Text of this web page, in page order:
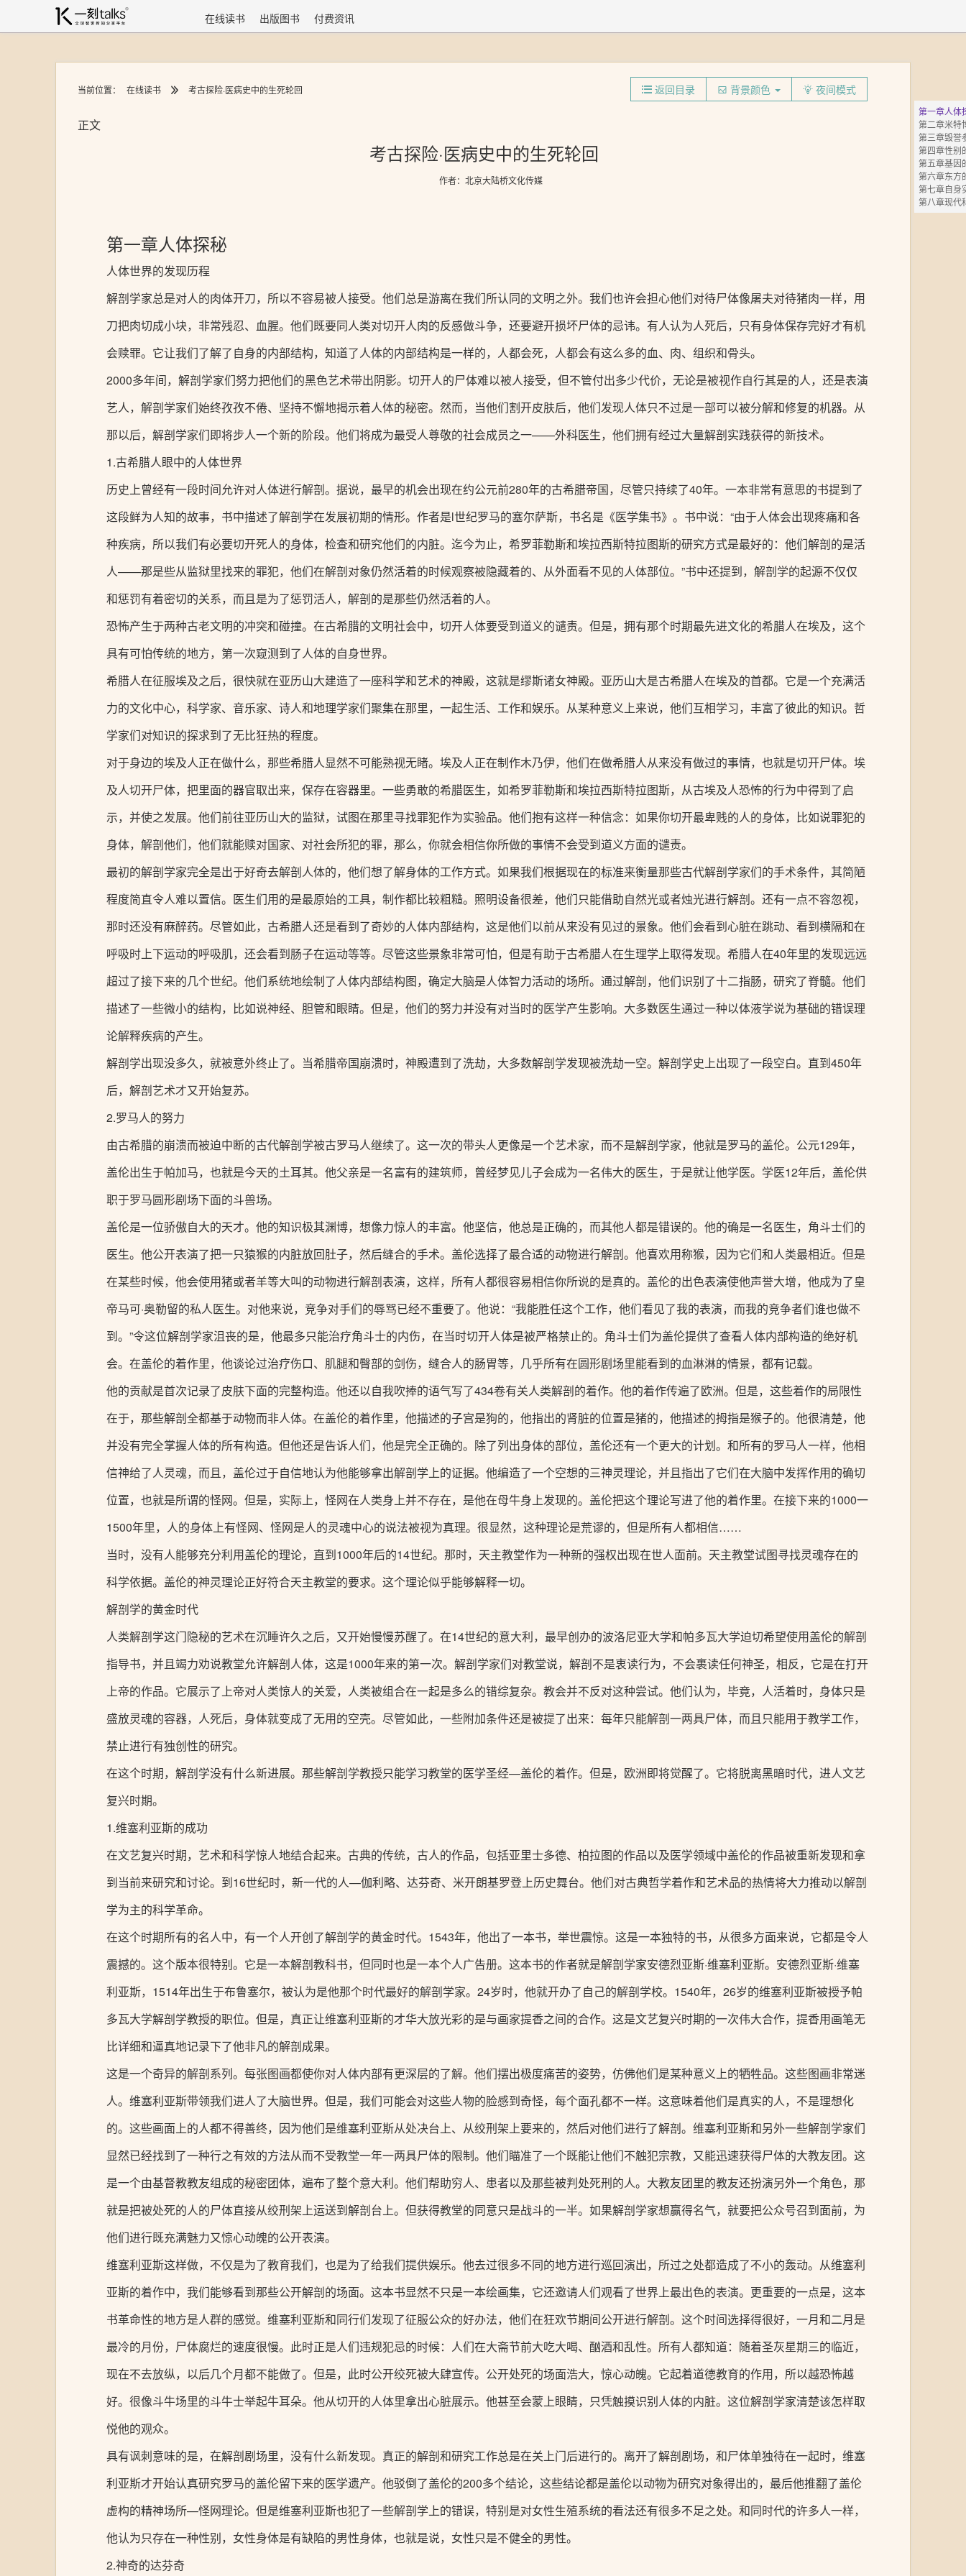
在线读书 出版图书 付费资讯
当前位置： 在线读书 考古探险·医病史中的生死轮回 返回目录 背景颜色 夜间模式
正文
考古探险·医病史中的生死轮回
作者：北京大陆桥文化传媒
第一章人体
第七章自身
第八章现代
第一章人体探秘
人体世界的发现历程
解剖学家总是对人的肉体开刀，所以不容易被人接受。他们总是游离在我们所认同的文明之外。我们也许会担心他们对待尸体像屠夫对待猪肉一样，用
刀把肉切成小块，非常残忍、血腥。他们既要同人类对切开人肉的反感做斗争，还要避开损坏尸体的忌讳。有人认为人死后，只有身体保存完好才有机
会赎罪。它让我们了解了自身的内部结构，知道了人体的内部结构是一样的，人都会死，人都会有这么多的血、肉、组织和骨头。
2000多年间，解剖学家们努力把他们的黑色艺术带出阴影。切开人的尸体难以被人接受，但不管付出多少代价，无论是被视作自行其是的人，还是表演
艺人，解剖学家们始终孜孜不倦、坚持不懈地揭示着人体的秘密。然而，当他们割开皮肤后，他们发现人体只不过是一部可以被分解和修复的机器。从
那以后，解剖学家们即将步人一个新的阶段。他们将成为最受人尊敬的社会成员之一——外科医生，他们拥有经过大量解剖实践获得的新技术。
1.古希腊人眼中的人体世界
历史上曾经有一段时间允许对人体进行解剖。据说，最早的机会出现在约公元前280年的古希腊帝国，尽管只持续了40年。一本非常有意思的书提到了
这段鲜为人知的故事，书中描述了解剖学在发展初期的情形。作者是l世纪罗马的塞尔萨斯，书名是《医学集书》。书中说：“由于人体会出现疼痛和各
种疾病，所以我们有必要切开死人的身体，检查和研究他们的内脏。迄今为止，希罗菲勒斯和埃拉西斯特拉图斯的研究方式是最好的：他们解剖的是活
人——那是些从监狱里找来的罪犯，他们在解剖对象仍然活着的时候观察被隐藏着的、从外面看不见的人体部位。”书中还提到，解剖学的起源不仅仅
和惩罚有着密切的关系，而且是为了惩罚活人，解剖的是那些仍然活着的人。
恐怖产生于两种古老文明的冲突和碰撞。在古希腊的文明社会中，切开人体要受到道义的谴责。但是，拥有那个时期最先进文化的希腊人在埃及，这个
具有可怕传统的地方，第一次窥测到了人体的自身世界。
希腊人在征服埃及之后，很快就在亚历山大建造了一座科学和艺术的神殿，这就是缪斯诸女神殿。亚历山大是古希腊人在埃及的首都。它是一个充满活
力的文化中心，科学家、音乐家、诗人和地理学家们聚集在那里，一起生活、工作和娱乐。从某种意义上来说，他们互相学习，丰富了彼此的知识。哲
学家们对知识的探求到了无比狂热的程度。
对于身边的埃及人正在做什么，那些希腊人显然不可能熟视无睹。埃及人正在制作木乃伊，他们在做希腊人从来没有做过的事情，也就是切开尸体。埃
及人切开尸体，把里面的器官取出来，保存在容器里。一些勇敢的希腊医生，如希罗菲勒斯和埃拉西斯特拉图斯，从古埃及人恐怖的行为中得到了启
示，并使之发展。他们前往亚历山大的监狱，试图在那里寻找罪犯作为实验品。他们抱有这样一种信念：如果你切开最卑贱的人的身体，比如说罪犯的
身体，解剖他们，他们就能赎对国家、对社会所犯的罪，那么，你就会相信你所做的事情不会受到道义方面的谴责。
最初的解剖学家完全是出于好奇去解剖人体的，他们想了解身体的工作方式。如果我们根据现在的标准来衡量那些古代解剖学家们的手术条件，其简陋
程度简直令人难以置信。医生们用的是最原始的工具，制作都比较粗糙。照明设备很差，他们只能借助自然光或者烛光进行解剖。还有一点不容忽视，
那时还没有麻醉药。尽管如此，古希腊人还是看到了奇妙的人体内部结构，这是他们以前从来没有见过的景象。他们会看到心脏在跳动、看到横隔和在
呼吸时上下运动的呼吸肌，还会看到肠子在运动等等。尽管这些景象非常可怕，但是有助于古希腊人在生理学上取得发现。希腊人在40年里的发现远远
超过了接下来的几个世纪。他们系统地绘制了人体内部结构图，确定大脑是人体智力活动的场所。通过解剖，他们识别了十二指肠，研究了脊髓。他们
描述了一些微小的结构，比如说神经、胆管和眼睛。但是，他们的努力并没有对当时的医学产生影响。大多数医生通过一种以体液学说为基础的错误理
论解释疾病的产生。
解剖学出现没多久，就被意外终止了。当希腊帝国崩溃时，神殿遭到了洗劫，大多数解剖学发现被洗劫一空。解剖学史上出现了一段空白。直到450年
后，解剖艺术才又开始复苏。
2.罗马人的努力
由古希腊的崩溃而被迫中断的古代解剖学被古罗马人继续了。这一次的带头人更像是一个艺术家，而不是解剖学家，他就是罗马的盖伦。公元129年，
盖伦出生于帕加马，也就是今天的土耳其。他父亲是一名富有的建筑师，曾经梦见儿子会成为一名伟大的医生，于是就让他学医。学医12年后，盖伦供
职于罗马圆形剧场下面的斗兽场。
盖伦是一位骄傲自大的天才。他的知识极其渊博，想像力惊人的丰富。他坚信，他总是正确的，而其他人都是错误的。他的确是一名医生，角斗士们的
医生。他公开表演了把一只猿猴的内脏放回肚子，然后缝合的手术。盖伦选择了最合适的动物进行解剖。他喜欢用称猴，因为它们和人类最相近。但是
在某些时候，他会使用猪或者羊等大叫的动物进行解剖表演，这样，所有人都很容易相信你所说的是真的。盖伦的出色表演使他声誉大增，他成为了皇
帝马可·奥勒留的私人医生。对他来说，竞争对手们的辱骂已经不重要了。他说：“我能胜任这个工作，他们看见了我的表演，而我的竞争者们谁也做不
到。”令这位解剖学家沮丧的是，他最多只能治疗角斗士的内伤，在当时切开人体是被严格禁止的。角斗士们为盖伦提供了查看人体内部构造的绝好机
会。在盖伦的着作里，他谈论过治疗伤口、肌腿和臀部的剑伤，缝合人的肠胃等，几乎所有在圆形剧场里能看到的血淋淋的情景，都有记载。
他的贡献是首次记录了皮肤下面的完整构造。他还以自我吹捧的语气写了434卷有关人类解剖的着作。他的着作传遍了欧洲。但是，这些着作的局限性
在于，那些解剖全都基于动物而非人体。在盖伦的着作里，他描述的子宫是狗的，他指出的肾脏的位置是猪的，他描述的拇指是猴子的。他很清楚，他
并没有完全掌握人体的所有构造。但他还是告诉人们，他是完全正确的。除了列出身体的部位，盖伦还有一个更大的计划。和所有的罗马人一样，他相
信神给了人灵魂，而且，盖伦过于自信地认为他能够拿出解剖学上的证据。他编造了一个空想的三神灵理论，并且指出了它们在大脑中发挥作用的确切
位置，也就是所谓的怪网。但是，实际上，怪网在人类身上并不存在，是他在母牛身上发现的。盖伦把这个理论写进了他的着作里。在接下来的1000一
1500年里，人的身体上有怪网、怪网是人的灵魂中心的说法被视为真理。很显然，这种理论是荒谬的，但是所有人都相信……
当时，没有人能够充分利用盖伦的理论，直到1000年后的14世纪。那时，天主教堂作为一种新的强权出现在世人面前。天主教堂试图寻找灵魂存在的
科学依据。盖伦的神灵理论正好符合天主教堂的要求。这个理论似乎能够解释一切。
解剖学的黄金时代
人类解剖学这门隐秘的艺术在沉睡许久之后，又开始慢慢苏醒了。在14世纪的意大利，最早创办的波洛尼亚大学和帕多瓦大学迫切希望使用盖伦的解剖
指导书，并且竭力劝说教堂允许解剖人体，这是1000年来的第一次。解剖学家们对教堂说，解剖不是衷读行为，不会裹读任何神圣，相反，它是在打开
上帝的作品。它展示了上帝对人类惊人的关爱，人类被组合在一起是多么的错综复杂。教会并不反对这种尝试。他们认为，毕竟，人活着时，身体只是
盛放灵魂的容器，人死后，身体就变成了无用的空壳。尽管如此，一些附加条件还是被提了出来：每年只能解剖一两具尸体，而且只能用于教学工作，
禁止进行有独创性的研究。
在这个时期，解剖学没有什么新进展。那些解剖学教授只能学习教堂的医学圣经—盖伦的着作。但是，欧洲即将觉醒了。它将脱离黑暗时代，进人文艺
复兴时期。
1.维塞利亚斯的成功
在文艺复兴时期，艺术和科学惊人地结合起来。古典的传统，古人的作品，包括亚里士多德、柏拉图的作品以及医学领域中盖伦的作品被重新发现和拿
到当前来研究和讨论。到16世纪时，新一代的人—伽利略、达芬奇、米开朗基罗登上历史舞台。他们对古典哲学着作和艺术品的热情将大力推动以解剖
学为主的科学革命。
在这个时期所有的名人中，有一个人开创了解剖学的黄金时代。1543年，他出了一本书，举世震惊。这是一本独特的书，从很多方面来说，它都是令人
震撼的。这个版本很特别。它是一本解剖教科书，但同时也是一本个人广告册。这本书的作者就是解剖学家安德烈亚斯·维塞利亚斯。安德烈亚斯·维塞
利亚斯，1514年出生于布鲁塞尔，被认为是他那个时代最好的解剖学家。24岁时，他就开办了自己的解剖学校。1540年，26岁的维塞利亚斯被授予帕
多瓦大学解剖学教授的职位。但是，真正让维塞利亚斯的才华大放光彩的是与画家提香之间的合作。这是文艺复兴时期的一次伟大合作，提香用画笔无
比详细和逼真地记录下了他非凡的解剖成果。
这是一个奇异的解剖系列。每张图画都使你对人体内部有更深层的了解。他们摆出极度痛苦的姿势，仿佛他们是某种意义上的牺牲品。这些图画非常迷
人。维塞利亚斯带领我们进人了大脑世界。但是，我们可能会对这些人物的脸感到奇怪，每个面孔都不一样。这意味着他们是真实的人，不是理想化
的。这些画面上的人都不得善终，因为他们是维塞利亚斯从处决台上、从绞刑架上要来的，然后对他们进行了解剖。维塞利亚斯和另外一些解剖学家们
显然已经找到了一种行之有效的方法从而不受教堂一年一两具尸体的限制。他们瞄准了一个既能让他们不触犯宗教，又能迅速获得尸体的大教友团。这
是一个由基督教教友组成的秘密团体，遍布了整个意大利。他们帮助穷人、患者以及那些被判处死刑的人。大教友团里的教友还扮演另外一个角色，那
就是把被处死的人的尸体直接从绞刑架上运送到解剖台上。但获得教堂的同意只是战斗的一半。如果解剖学家想赢得名气，就要把公众号召到面前，为
他们进行既充满魅力又惊心动魄的公开表演。
维塞利亚斯这样做，不仅是为了教育我们，也是为了给我们提供娱乐。他去过很多不同的地方进行巡回演出，所过之处都造成了不小的轰动。从维塞利
亚斯的着作中，我们能够看到那些公开解剖的场面。这本书显然不只是一本绘画集，它还邀请人们观看了世界上最出色的表演。更重要的一点是，这本
书革命性的地方是人群的感觉。维塞利亚斯和同行们发现了征服公众的好办法，他们在狂欢节期间公开进行解剖。这个时间选择得很好，一月和二月是
最冷的月份，尸体腐烂的速度很慢。此时正是人们违规犯忌的时候：人们在大斋节前大吃大喝、酗酒和乱性。所有人都知道：随着圣灰星期三的临近，
现在不去放纵，以后几个月都不能做了。但是，此时公开绞死被大肆宣传。公开处死的场面浩大，惊心动魄。它起着道德教育的作用，所以越恐怖越
好。很像斗牛场里的斗牛士举起牛耳朵。他从切开的人体里拿出心脏展示。他甚至会蒙上眼睛，只凭触摸识别人体的内脏。这位解剖学家清楚该怎样取
悦他的观众。
具有讽刺意味的是，在解剖剧场里，没有什么新发现。真正的解剖和研究工作总是在关上门后进行的。离开了解剖剧场，和尸体单独待在一起时，维塞
利亚斯才开始认真研究罗马的盖伦留下来的医学遗产。他驳倒了盖伦的200多个结论，这些结论都是盖伦以动物为研究对象得出的，最后他推翻了盖伦
虚构的精神场所—怪网理论。但是维塞利亚斯也犯了一些解剖学上的错误，特别是对女性生殖系统的看法还有很多不足之处。和同时代的许多人一样，
他认为只存在一种性别，女性身体是有缺陷的男性身体，也就是说，女性只是不健全的男性。
2.神奇的达芬奇